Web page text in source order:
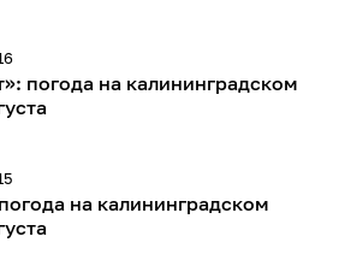
погода на калининградском
на калининградском